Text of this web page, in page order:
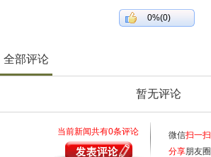
0%(0)
全部评论
暂无评论
当前新闻共有0条评论 微信扫一扫
分享朋友圈